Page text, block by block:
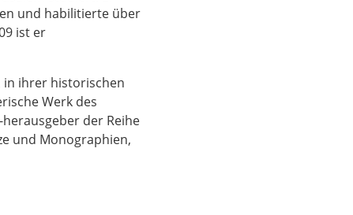
und habilitierte über
ist er
in ihrer historischen
Werk des
der Reihe
und Monographien,